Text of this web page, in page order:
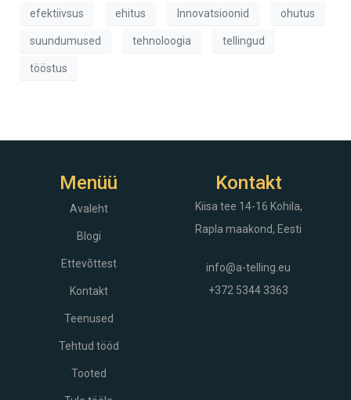
efektiivsus ehitus Innovatsioonid ohutus
suundumused tehnoloogia tellingud
tööstus
Menüü
Avaleht
Blogi
Ettevõttest
Kontakt
Teenused
Tehtud tööd
Tooted
Kontakt
Kiisa tee 14-16 Kohila,
Rapla maakond, Eesti
info@a-telling.eu
+372 5344 3363